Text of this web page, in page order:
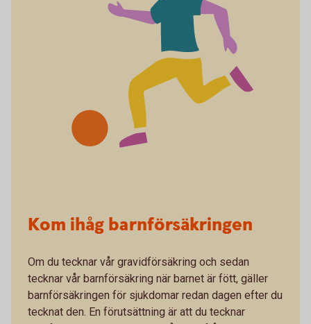
Kom ihåg barnförsäkringen
Om du tecknar vår gravidförsäkring och sedan
tecknar vår barnförsäkring när barnet är fött, gäller
barnförsäkringen för sjukdomar redan dagen efter du
tecknat den. En förutsättning är att du tecknar